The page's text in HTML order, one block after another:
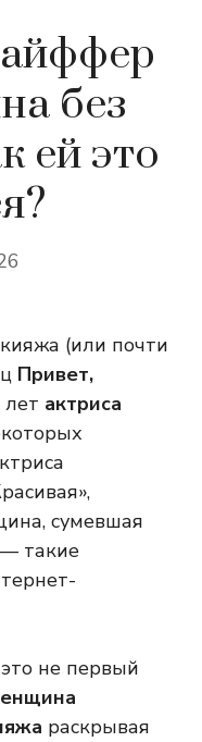
без
ей это
(или почти
Привет,
актриса
сумевшая
— такие
не первый
раскрывая